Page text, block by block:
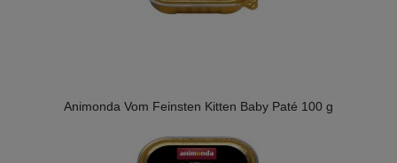
Animonda Vom Feinsten Kitten Baby Paté 100 g